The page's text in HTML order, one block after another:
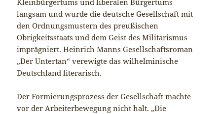
Kleinbürgertums und liberalen Bürgertums
langsam und wurde die deutsche Gesellschaft mit
den Ordnungsmustern des preußischen
Obrigkeitsstaats und dem Geist des Militarismus
imprägniert. Heinrich Manns Gesellschaftsroman
„Der Untertan“ verewigte das wilhelminische
Deutschland literarisch.
Der Formierungsprozess der Gesellschaft machte
vor der Arbeiterbewegung nicht halt. „Die